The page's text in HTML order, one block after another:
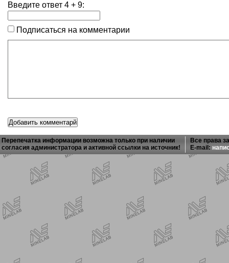
Введите ответ 4 + 9:
Подписаться на комментарии
Перепечатка информации возможна только при наличии
согласия администратора и активной ссылки на источник!
Все права
E-mail: